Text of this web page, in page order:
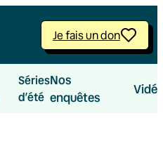
Je fais un don
Séries
d’été
Nos
enquêtes